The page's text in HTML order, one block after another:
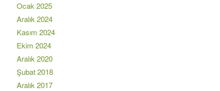
Ocak 2025
Aralık 2024
Kasım 2024
Ekim 2024
Aralık 2020
Şubat 2018
Aralık 2017